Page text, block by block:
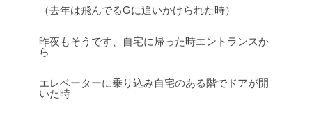
（去年は飛んでるGに追いかけられた時）
昨夜もそうです、自宅に帰った時エントランスか
ら
エレベーターに乗り込み自宅のある階でドアが開
いた時